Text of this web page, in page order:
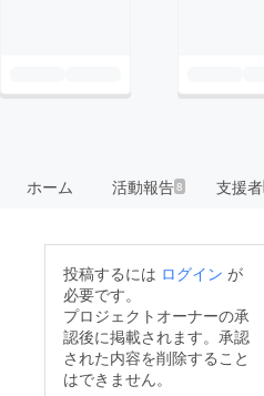
ホーム 活動報告8 支援者
投稿するには ログイン が
必要です。
プロジェクトオーナーの承
認後に掲載されます。承認
された内容を削除すること
はできません。